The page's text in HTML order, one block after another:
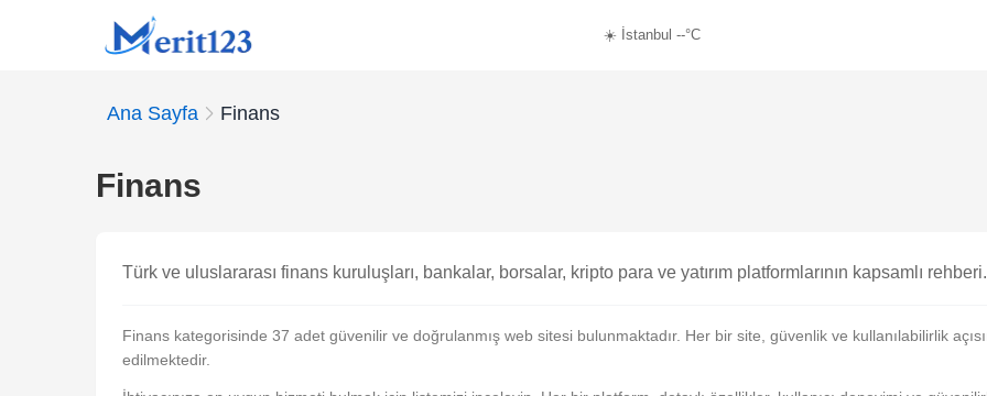
☀️ İstanbul --°C
Ana Sayfa Finans
Finans
Türk ve uluslararası finans kuruluşları, bankalar, borsalar, kripto para ve yatırım platformlarının kapsamlı rehberi.
Finans kategorisinde 37 adet güvenilir ve doğrulanmış web sitesi bulunmaktadır. Her bir site, güvenlik ve kullanılabilirlik
edilmektedir.